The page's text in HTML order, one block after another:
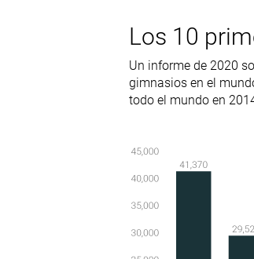
Los 10
Un informe de 2020
gimnasios en el
todo el mundo en